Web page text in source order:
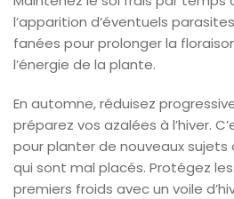
l’apparition d’éventuels
fanées pour prolonger la
l’énergie de la plante.
En automne, réduisez
préparez vos azalées à l’hiver.
pour planter de nouveaux
qui sont mal placés. Protégez
premiers froids avec un voile